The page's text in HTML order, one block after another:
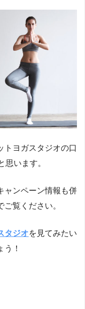
トヨガスタジオの口
思います。
ャンペーン情報も併
覧ください。
タジオを見てみたい
！